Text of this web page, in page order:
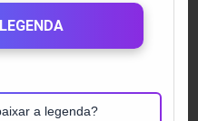
a legenda?